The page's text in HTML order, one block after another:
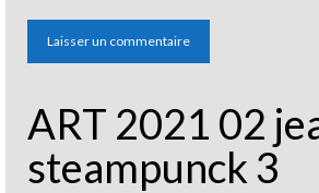
ART 2021 02
steampunck 3